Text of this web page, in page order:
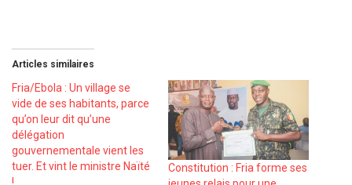
Articles similaires
Fria/Ebola : Un village se
vide de ses habitants, parce
qu’on leur dit qu’une
délégation
gouvernementale vient les
tuer. Et vint le ministre Naïté
!
Constitution : Fria forme ses